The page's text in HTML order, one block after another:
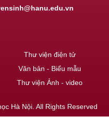
Thư viện điện tử
Văn bản - Biểu mẫu
Thư viện Ảnh - video
Hà Nội. All Rights Reserved